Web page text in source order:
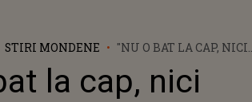
STIRI MONDENE
"NU O BAT LA CAP, NICI
PLACE". TAVI CLONDA A
REACȚIONAT ÎN CEEA
la cap, nici